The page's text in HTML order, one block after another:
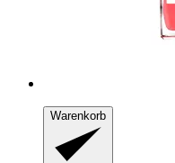
Warenkorb